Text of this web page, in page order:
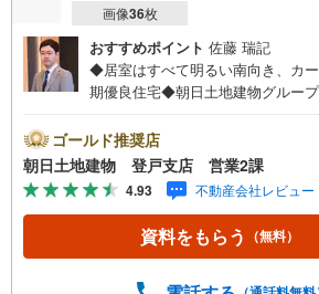
画像36枚
おすすめポイント 佐藤 瑞記
◆居室はすべて明るい南向き、カ
期優良住宅◆朝日土地建物グル
菅生3丁目】・小中学校まで徒歩圏
た4LDK・スーパーまで徒歩9分ま
い!!朝日土地建物登戸支店営業2
ローン説明会 』 も開催中お気軽
日に限らず平日いつでもご案内でき
ゴールド推奨店
朝日土地建物 登戸支店 営業2課
4.93 不動産会社レビュー
資料をもらう （無料）